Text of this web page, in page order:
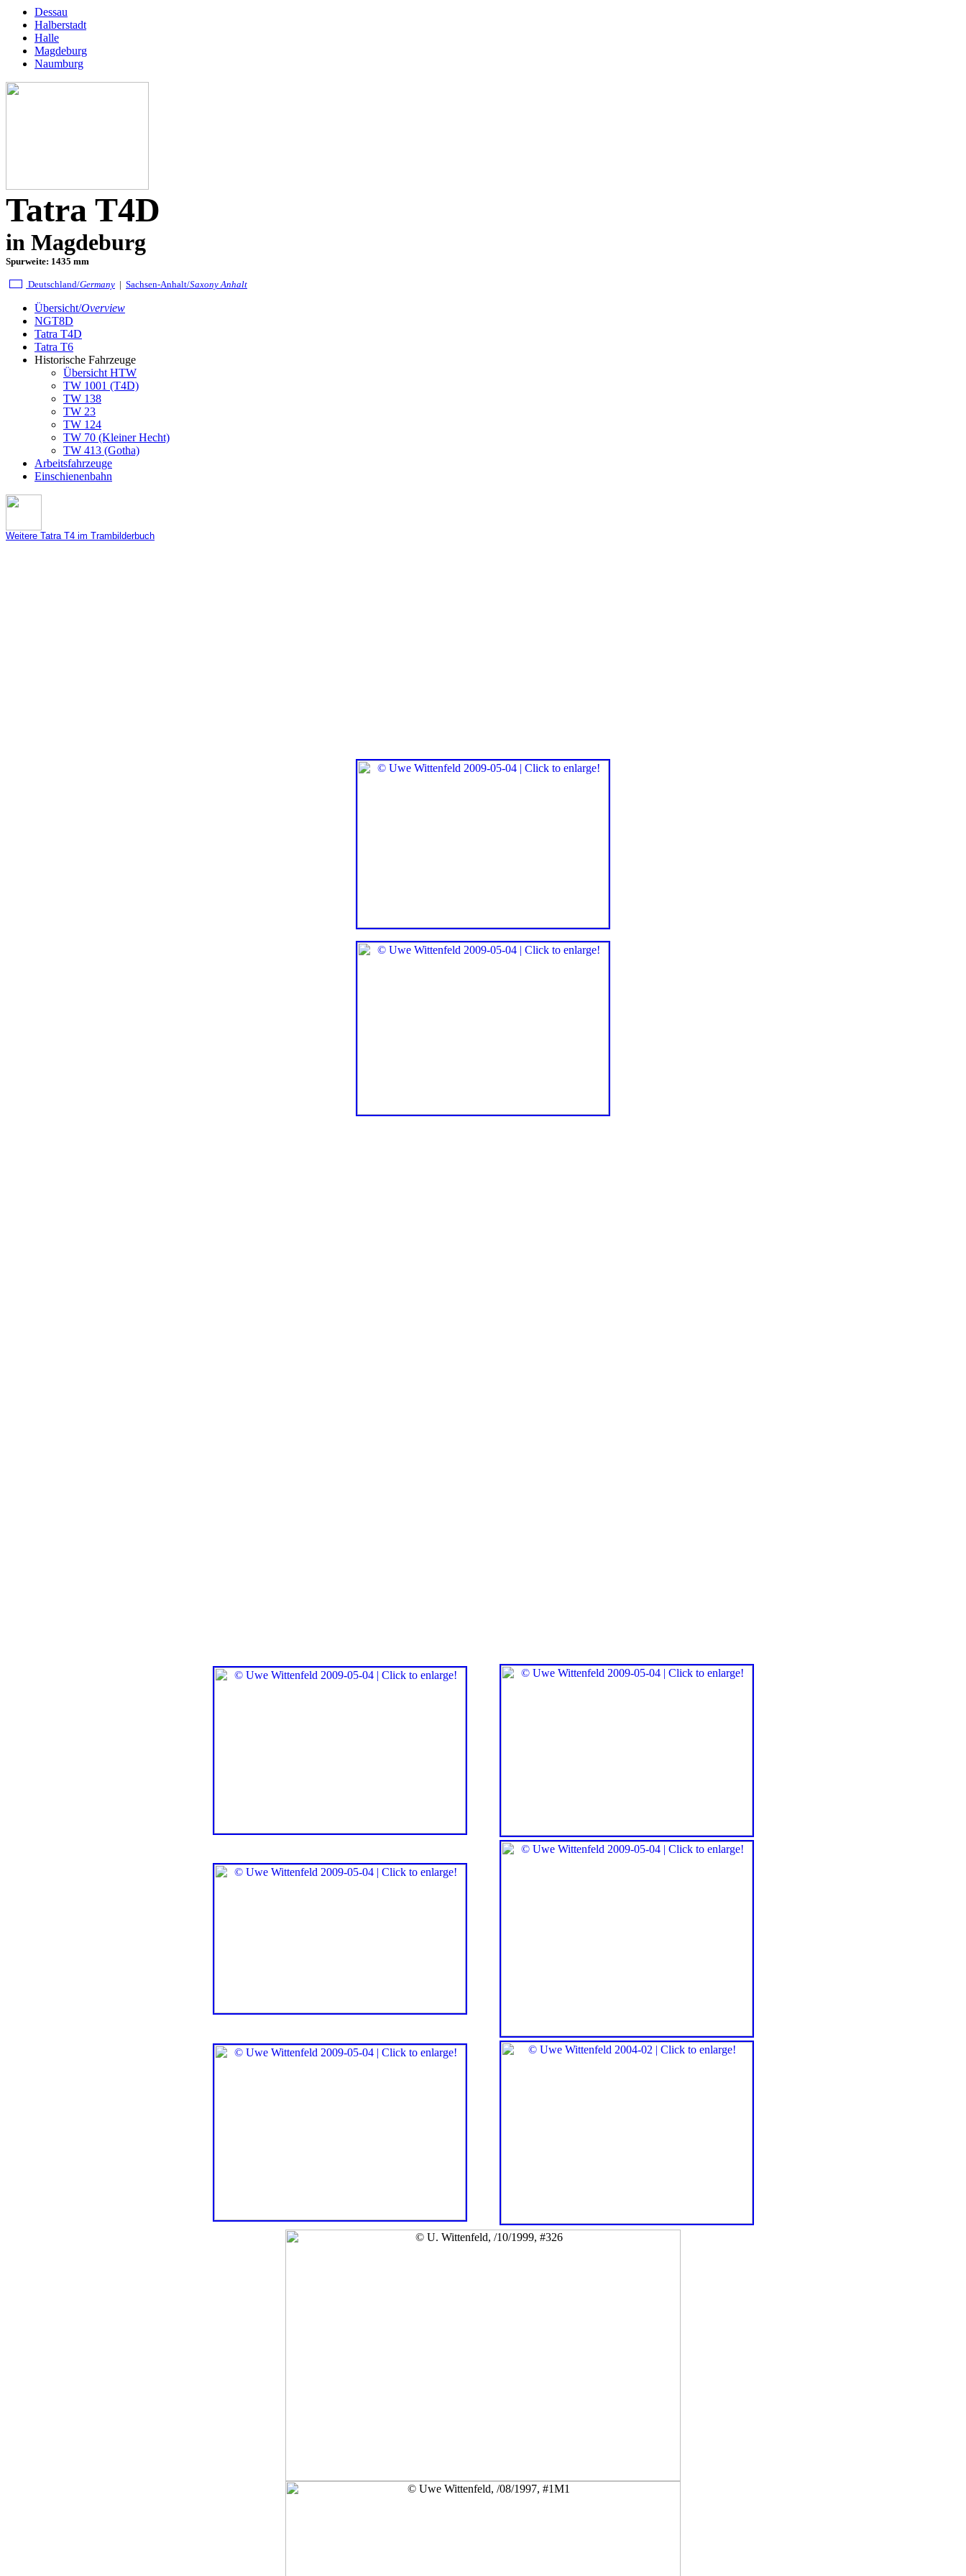
Dessau
Halberstadt
Halle
Magdeburg
Naumburg
Tatra T4D
in Magdeburg
Spurweite: 1435 mm
Deutschland/Germany | Sachsen-Anhalt/Saxony Anhalt
Übersicht/Overview
NGT8D
Tatra T4D
Tatra T6
Historische Fahrzeuge
Übersicht HTW
TW 1001 (T4D)
TW 138
TW 23
TW 124
TW 70 (Kleiner Hecht)
TW 413 (Gotha)
Arbeitsfahrzeuge
Einschienenbahn
Weitere Tatra T4 im Trambilderbuch